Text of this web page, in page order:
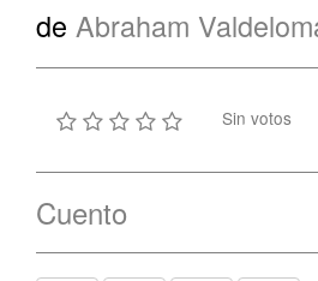
de Abraham
Sin votos
Cuento